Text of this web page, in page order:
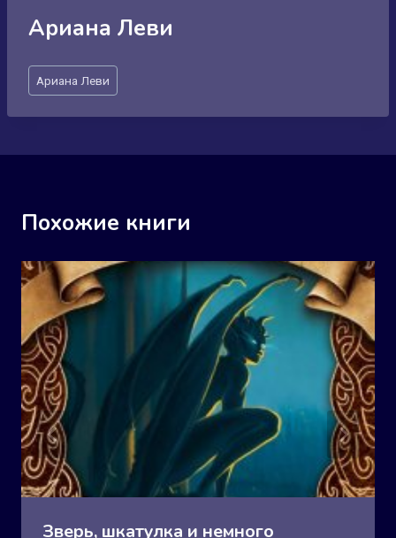
Ариана Леви
Метки
записи:
Ариана Леви
Похожие книги
Зверь, шкатулка и немного